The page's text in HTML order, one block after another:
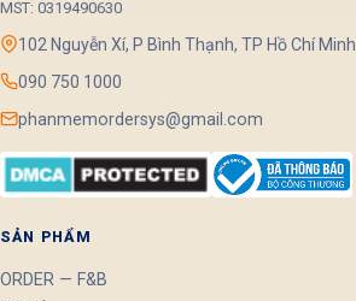
MST: 0319490630
102 Nguyễn Xí, P Bình Thạnh, TP Hồ Chí Minh
090 750 1000
phanmemordersys@gmail.com
SẢN PHẨM
ORDER — F&B